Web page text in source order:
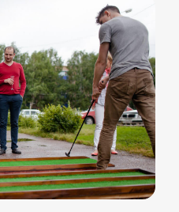
а в
Слава